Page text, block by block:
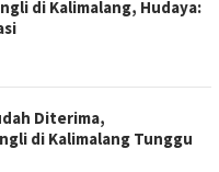
di Kalimalang, Hudaya:
Diterima,
di Kalimalang Tunggu